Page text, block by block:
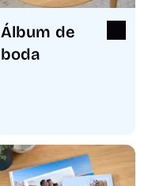
Álbum de
boda